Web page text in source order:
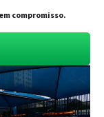
compromisso.